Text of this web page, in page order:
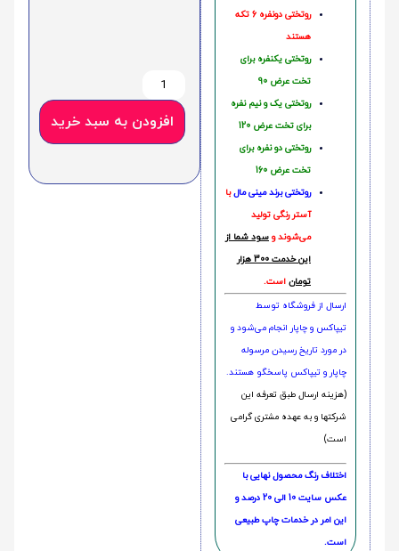
روتختی دونفره 6 تکه
هستند
روتختی یکنفره برای
تخت عرض 90
روتختی یک و نیم نفره
برای تخت عرض 120
روتختی دو نفره برای
تخت عرض 160
روتختی‌ برند مینی مالبا
آستر رنگی تولید
می‌شوند و سود شما از
این خدمت 300 هزار
تومان است.
ارسال از فروشگاه توسط
تیپاکس و چاپار انجام می‌شود و
در مورد تاریخ رسیدن مرسوله
چاپار و تیپاکس پاسخگو هستند.
(هزینه ارسال طبق تعرفه این
شرکتها و به عهده مشتری گرامی
است)
اختلاف رنگ محصول نهایی با
عکس سایت 10 الی 20 درصد و
این امر در خدمات چاپ طبیعی
است.
افزودن به سبد خرید